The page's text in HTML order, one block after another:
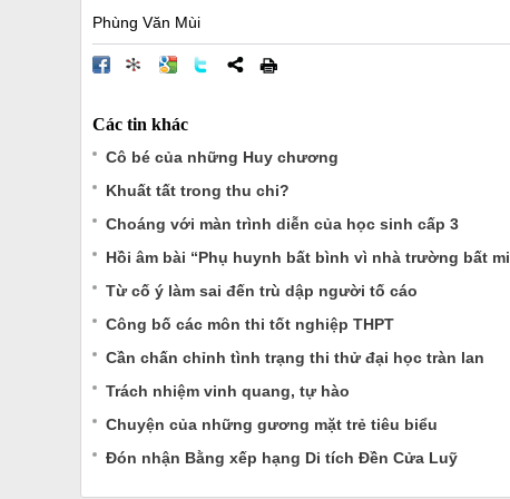
Phùng Văn Mùi
Các tin khác
Cô bé của những Huy chương
Khuất tất trong thu chi?
Choáng với màn trình diễn của học sinh cấp 3
Hồi âm bài “Phụ huynh bất bình vì nhà trường bất
Từ cố ý làm sai đến trù dập người tố cáo
Công bố các môn thi tốt nghiệp THPT
Cần chấn chỉnh tình trạng thi thử đại học tràn lan
Trách nhiệm vinh quang, tự hào
Chuyện của những gương mặt trẻ tiêu biểu
Đón nhận Bằng xếp hạng Di tích Đền Cửa Luỹ